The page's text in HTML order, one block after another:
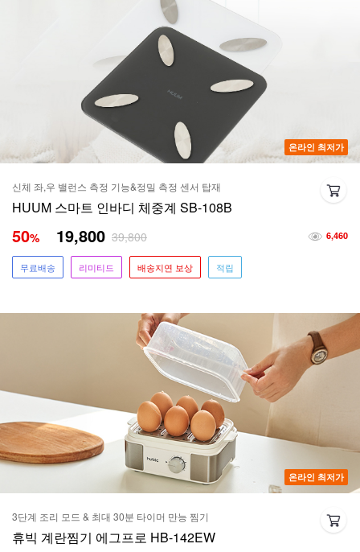
온라인 최저가
신체 좌,우 밸런스 측정 기능&정밀 측정 센서 탑재
HUUM 스마트 인바디 체중계 SB-108B
6,460
50% 19,800 39,800
무료배송 리미티드 배송지연 보상 적립
온라인 최저가
3단계 조리 모드 & 최대 30분 타이머 만능 찜기
휴빅 계란찜기 에그프로 HB-142EW